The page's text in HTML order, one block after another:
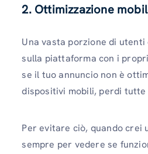
2. Ottimizzazione
Una vasta porzione di utenti
sulla piattaforma con i
se il tuo annuncio non è
dispositivi mobili, perdi tutte
Per evitare ciò, quando crei
sempre per vedere se